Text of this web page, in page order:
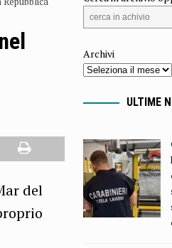
del
Archivi
ULTIME